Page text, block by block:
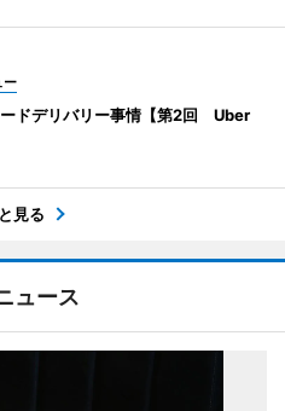
ー
ドデリバリー事情【第2回 Uber
見る
ュース